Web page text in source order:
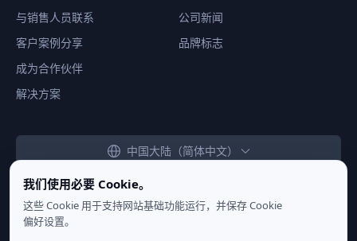
我们使用必要 Cookie。
这些 Cookie 用于支持网站基础功能运行，并保存 Cookie
偏好设置。
与销售人员联系
客户案例分享
成为合作伙伴
解决方案
公司新闻
品牌标志
中国大陆（简体中文）